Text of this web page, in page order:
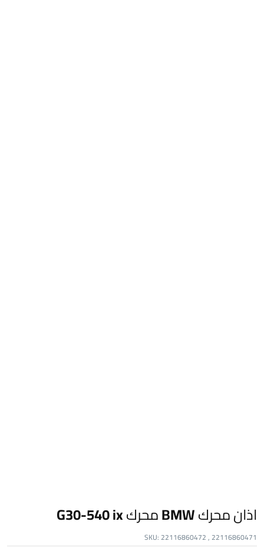
اذان محرك BMW محرك G30-540 ix
SKU: 22116860472 , 22116860471